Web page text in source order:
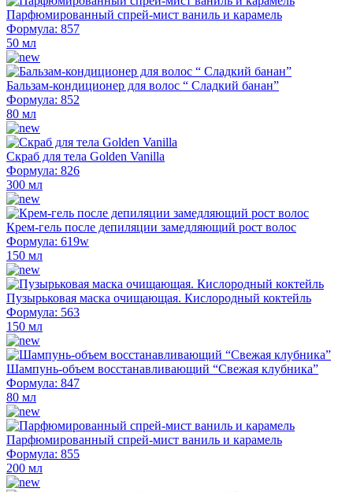
Парфюмированный спрей-мист ваниль и карамель
Формула: 857
50 мл
Бальзам-кондиционер для волос “ Сладкий банан”
Формула: 852
80 мл
Скраб для тела Golden Vanilla
Формула: 826
300 мл
Крем-гель после депиляции замедляющий рост волос
Формула: 619w
150 мл
Пузырьковая маска очищающая. Кислородный коктейль
Формула: 563
150 мл
Шампунь-объем восстанавливающий “Свежая клубника”
Формула: 847
80 мл
Парфюмированный спрей-мист ваниль и карамель
Формула: 855
200 мл